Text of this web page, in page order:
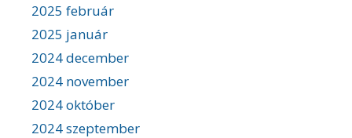
2025 február
2025 január
2024 december
2024 november
2024 október
2024 szeptember